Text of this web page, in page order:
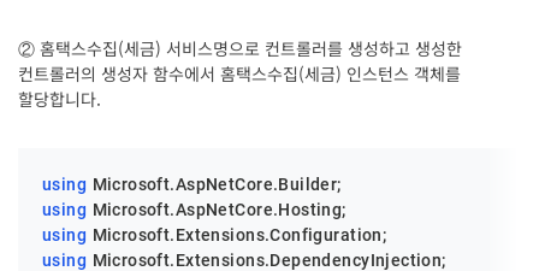
② 홈택스수집(세금) 서비스명으로 컨트롤러를 생성하고 생성한
컨트롤러의 생성자 함수에서 홈택스수집(세금) 인스턴스 객체를
할당합니다.
using
using
using
using